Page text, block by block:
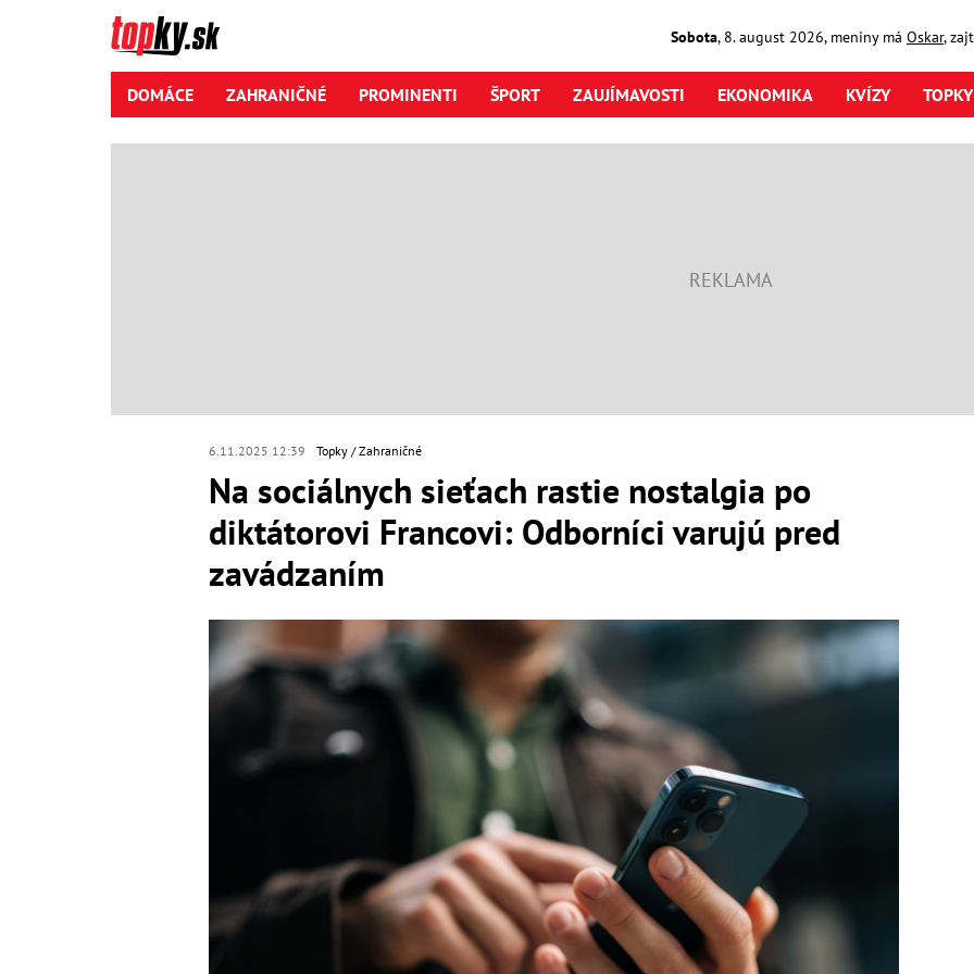
Sobota, 8. august2026, meniny má Oskar,
DOMÁCE ZAHRANIČNÉ PROMINENTI ŠPORT ZAUJÍMAVOSTI EKONOMIKA KVÍZY
6.11.2025 12:39 Topky Zahraničné
Na sociálnych sieťach rastie nostalgia po
diktátorovi Francovi: Odborníci varujú pred
zavádzaním